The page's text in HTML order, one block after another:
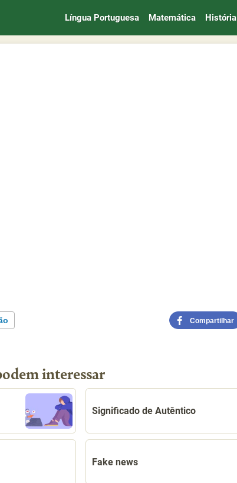
Língua Portuguesa Matemática História
que procuro
Compartilhar
interessar
Significado de Autêntico
Fake news